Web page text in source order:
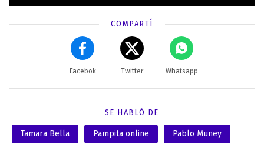
COMPARTÍ
Facebok Twitter Whatsapp
SE HABLÓ DE
Tamara Bella Pampita online Pablo Muney